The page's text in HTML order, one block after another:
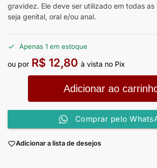
gravidez. Ele deve ser utilizado em todas as
seja genital, oral e/ou anal.
Apenas 1 em estoque
ou por R$ 12,80 à vista no Pix
Adicionar ao
Comprar pelo
Adicionar a lista de desejos